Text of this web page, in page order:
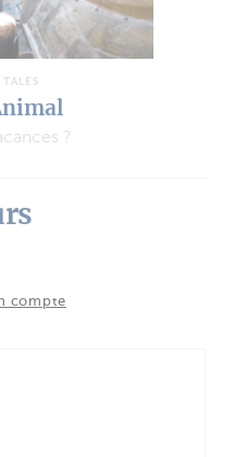
3
le Pacifique !
compte